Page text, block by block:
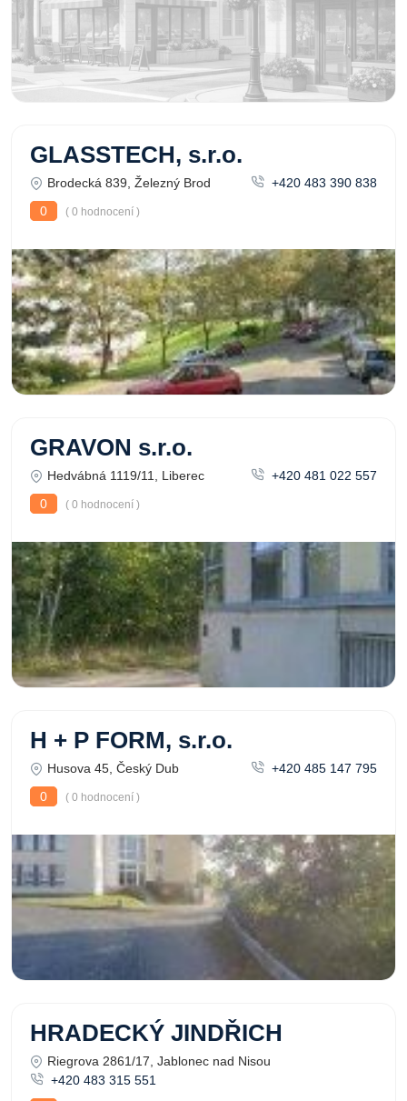
GLASSTECH, s.r.o.
Brodecká 839, Železný Brod
+420 483 390 838
0
( 0 hodnocení )
GRAVON s.r.o.
Hedvábná 1119/11, Liberec
+420 481 022 557
0
( 0 hodnocení )
H + P FORM, s.r.o.
Husova 45, Český Dub
+420 485 147 795
0
( 0 hodnocení )
HRADECKÝ JINDŘICH
Riegrova 2861/17, Jablonec nad Nisou
+420 483 315 551